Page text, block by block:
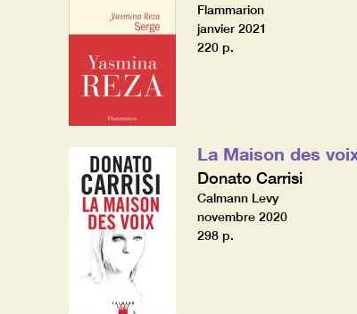
Flammarion
janvier 2021
220 p.
La Maison des
Donato Carrisi
Calmann Levy
novembre 2020
298 p.